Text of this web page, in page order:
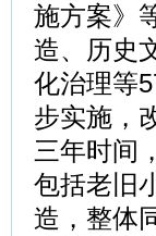
施方案》
造、历史
化治理等
步实施，
三年时间
包括老旧
造，整体